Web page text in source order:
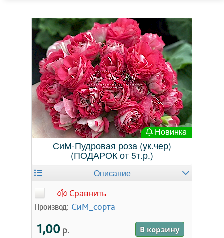
Новинка
СиМ-Пудровая роза (ук.чер)
(ПОДАРОК от 5т.р.)
Описание
Сравнить
Производ: СиМ_сорта
1,00 р. В корзину